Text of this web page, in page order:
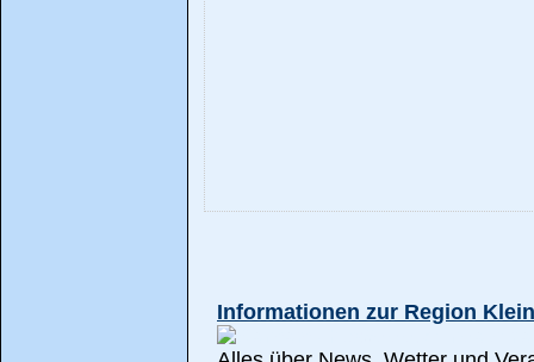
Informationen zur Region